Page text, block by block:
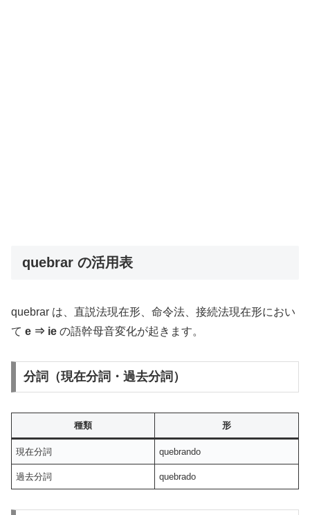
quebrar の活用表
quebrar は、直説法現在形、命令法、接続法現在形におい
て e ⇒ ie の語幹母音変化が起きます。
分詞（現在分詞・過去分詞）
種類 形
現在分詞 quebrando
過去分詞 quebrado